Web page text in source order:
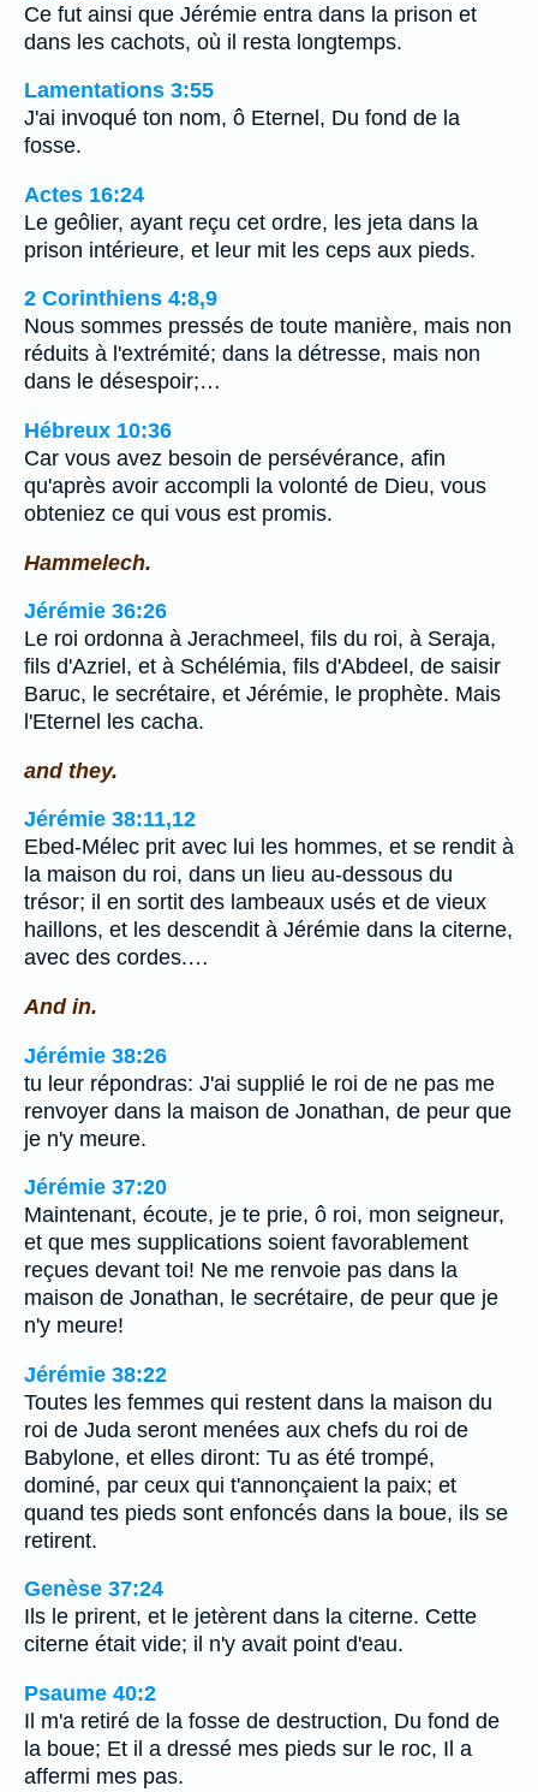
Ce fut ainsi que Jérémie entra dans la prison et
dans les cachots, où il resta longtemps.
Lamentations 3:55
J'ai invoqué ton nom, ô Eternel, Du fond de la
fosse.
Actes 16:24
Le geôlier, ayant reçu cet ordre, les jeta dans la
prison intérieure, et leur mit les ceps aux pieds.
2 Corinthiens 4:8,9
Nous sommes pressés de toute manière, mais non
réduits à l'extrémité; dans la détresse, mais non
dans le désespoir;…
Hébreux 10:36
Car vous avez besoin de persévérance, afin
qu'après avoir accompli la volonté de Dieu, vous
obteniez ce qui vous est promis.
Hammelech.
Jérémie 36:26
Le roi ordonna à Jerachmeel, fils du roi, à Seraja,
fils d'Azriel, et à Schélémia, fils d'Abdeel, de saisir
Baruc, le secrétaire, et Jérémie, le prophète. Mais
l'Eternel les cacha.
and they.
Jérémie 38:11,12
Ebed-Mélec prit avec lui les hommes, et se rendit à
la maison du roi, dans un lieu au-dessous du
trésor; il en sortit des lambeaux usés et de vieux
haillons, et les descendit à Jérémie dans la citerne,
avec des cordes.…
And in.
Jérémie 38:26
tu leur répondras: J'ai supplié le roi de ne pas me
renvoyer dans la maison de Jonathan, de peur que
je n'y meure.
Jérémie 37:20
Maintenant, écoute, je te prie, ô roi, mon seigneur,
et que mes supplications soient favorablement
reçues devant toi! Ne me renvoie pas dans la
maison de Jonathan, le secrétaire, de peur que je
n'y meure!
Jérémie 38:22
Toutes les femmes qui restent dans la maison du
roi de Juda seront menées aux chefs du roi de
Babylone, et elles diront: Tu as été trompé,
dominé, par ceux qui t'annonçaient la paix; et
quand tes pieds sont enfoncés dans la boue, ils se
retirent.
Genèse 37:24
Ils le prirent, et le jetèrent dans la citerne. Cette
citerne était vide; il n'y avait point d'eau.
Psaume 40:2
Il m'a retiré de la fosse de destruction, Du fond de
la boue; Et il a dressé mes pieds sur le roc, Il a
affermi mes pas.